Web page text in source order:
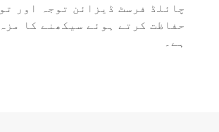
چائلڈ فرسٹ ڈیزائن توجہ اور
حفاظت کرتے ہوئے سیکھنے کا
ہے۔